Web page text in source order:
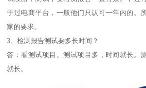
于过电商平台，一般他们只认可一年内的。
家的要求。
3、检测报告测试要多长时间？
答：看测试项目。测试项目多，时间就长。
就长。